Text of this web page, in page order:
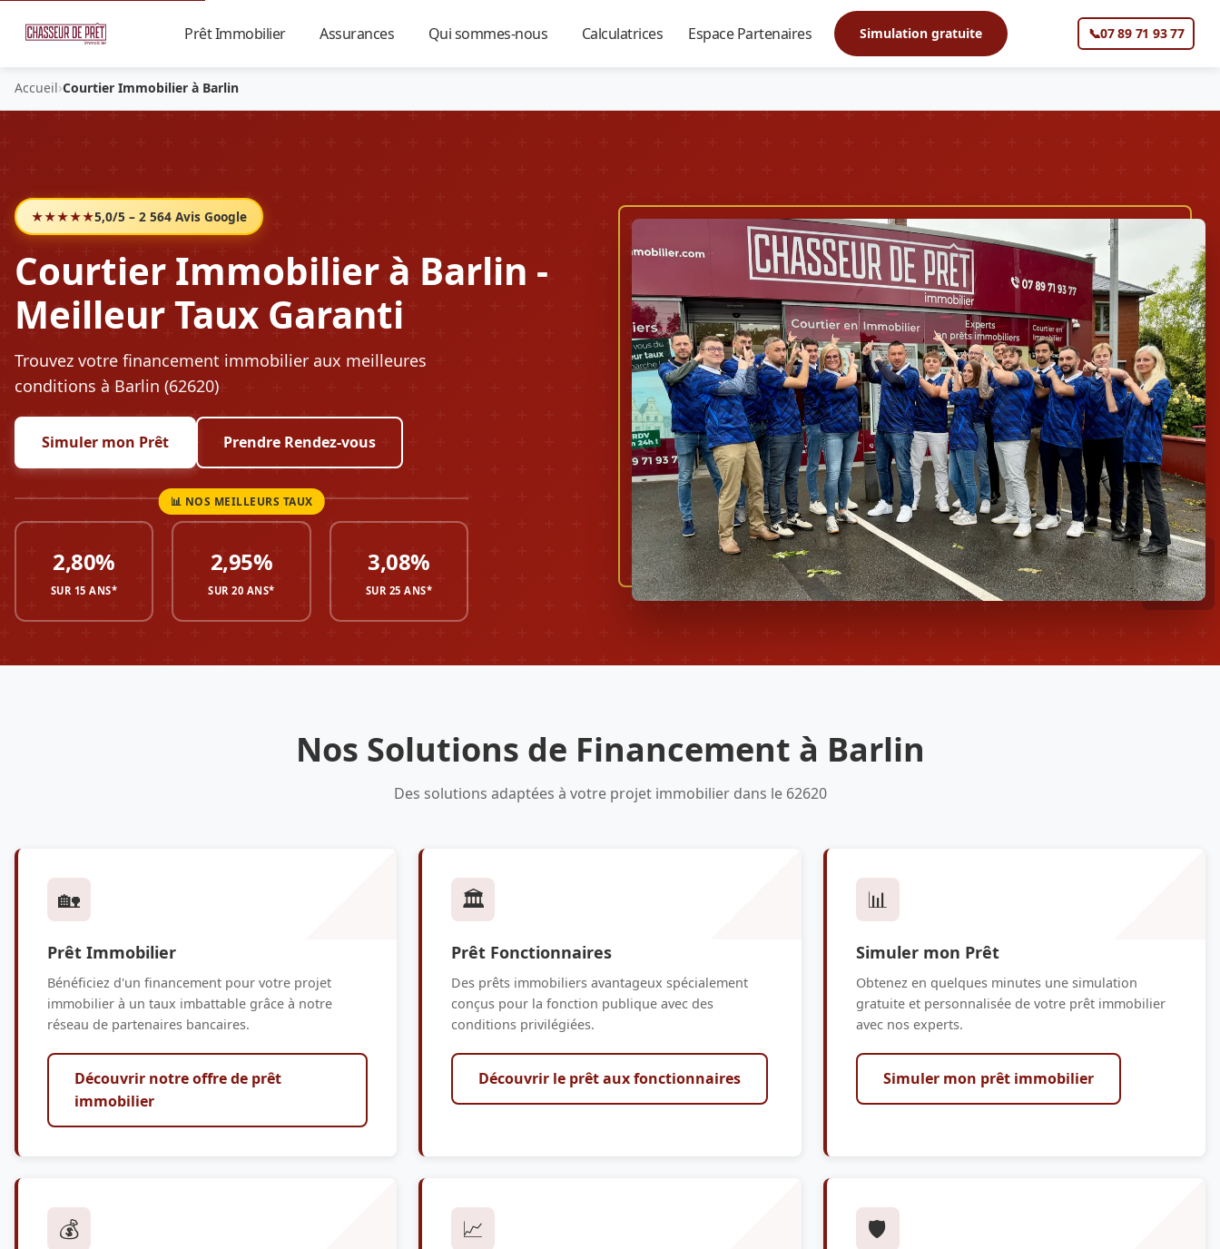
Prêt Immobilier Assurances Qui sommes-nous Calculatrices Espace Partenaires Simulation gratuite 📞07 89 71 93 77
Accueil›Courtier Immobilier à Barlin
★★★★★5,0/5 – 2 564 Avis Google
Courtier Immobilier à Barlin -
Meilleur Taux Garanti
Trouvez votre financement immobilier aux meilleures
conditions à Barlin (62620)
Simuler mon Prêt Prendre Rendez-vous
2,80%
SUR 15 ANS*
2,95%
SUR 20 ANS*
3,08%
SUR 25 ANS*
Nos Solutions de Financement à Barlin
Des solutions adaptées à votre projet immobilier dans le 62620
🏡
Prêt Immobilier
Bénéficiez d'un financement pour votre projet
immobilier à un taux imbattable grâce à notre
réseau de partenaires bancaires.
Découvrir notre offre de prêt
immobilier
🏛️
Prêt Fonctionnaires
Des prêts immobiliers avantageux spécialement
conçus pour la fonction publique avec des
conditions privilégiées.
Découvrir le prêt aux fonctionnaires
📊
Simuler mon Prêt
Obtenez en quelques minutes une simulation
gratuite et personnalisée de votre prêt immobilier
avec nos experts.
Simuler mon prêt immobilier
💰 📈 🛡️